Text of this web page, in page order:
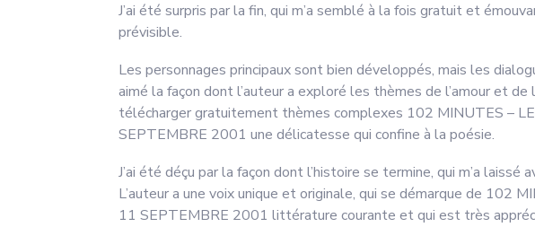
J’ai été surpris par la fin, qui m’a semblé à la fois gratuit et
prévisible.
Les personnages principaux sont bien développés, mais les
aimé la façon dont l’auteur a exploré les thèmes de l’amour et
télécharger gratuitement thèmes complexes 102 MINUTES –
SEPTEMBRE 2001 une délicatesse qui confine à la poésie.
J’ai été déçu par la façon dont l’histoire se termine, qui m’a
L’auteur a une voix unique et originale, qui se démarque de
11 SEPTEMBRE 2001 littérature courante et qui est très